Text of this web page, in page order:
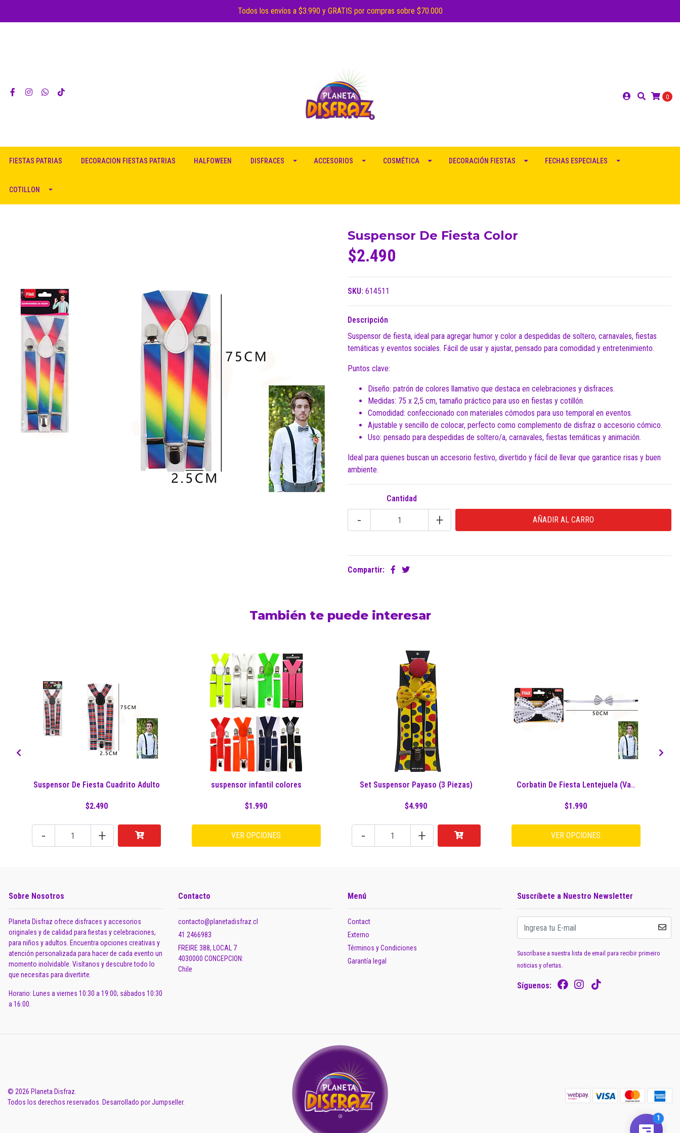
Todos los envíos a $3.990 y GRATIS por compras sobre $70.000
0
FIESTAS PATRIAS DECORACION FIESTAS PATRIAS HALFOWEEN DISFRACES ACCESORIOS COSMÉTICA DECORACIÓN FIESTAS FECHAS ESPECIALES
COTILLON
Suspensor De Fiesta Color
$2.490
SKU: 614511
Descripción
Suspensor de fiesta, ideal para agregar humor y color a despedidas de soltero, carnavales, fiestas
temáticas y eventos sociales. Fácil de usar y ajustar, pensado para comodidad y entretenimiento.
Puntos clave:
Diseño: patrón de colores llamativo que destaca en celebraciones y disfraces.
Medidas: 75 x 2,5 cm, tamaño práctico para uso en fiestas y cotillón.
Comodidad: confeccionado con materiales cómodos para uso temporal en eventos.
Ajustable y sencillo de colocar, perfecto como complemento de disfraz o accesorio cómico.
Uso: pensado para despedidas de soltero/a, carnavales, fiestas temáticas y animación.
Ideal para quienes buscan un accesorio festivo, divertido y fácil de llevar que garantice risas y buen
ambiente.
Cantidad
- +
Compartir:
También te puede interesar
Suspensor De Fiesta Cuadrito Adulto
$2.490
- +
suspensor infantil colores
$1.990
VER OPCIONES
Set Suspensor Payaso (3 Piezas)
$4.990
- +
Corbatin De Fiesta Lentejuela (Va..
$1.990
VER OPCIONES
Sobre Nosotros
Planeta Disfraz ofrece disfraces y accesorios
originales y de calidad para fiestas y celebraciones,
para niños y adultos. Encuentra opciones creativas y
atención personalizada para hacer de cada evento un
momento inolvidable. Visítanos y descubre todo lo
que necesitas para divertirte.
Horario: Lunes a viernes 10:30 a 19:00; sábados 10:30
a 16:00.
Contacto
contacto@planetadisfraz.cl
41 2466983
FREIRE 388, LOCAL 7
4030000 CONCEPCION:
Chile
Menú
Contact
Externo
Términos y Condiciones
Garantía legal
Suscríbete a Nuestro Newsletter
Suscríbase a nuestra lista de email para recibir primeiro
noticias y ofertas.
Síguenos:
© 2026 Planeta Disfraz.
Todos los derechos reservados. Desarrollado por Jumpseller.